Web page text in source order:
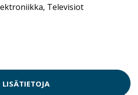
, Televisiot
LISÄTIETOJA